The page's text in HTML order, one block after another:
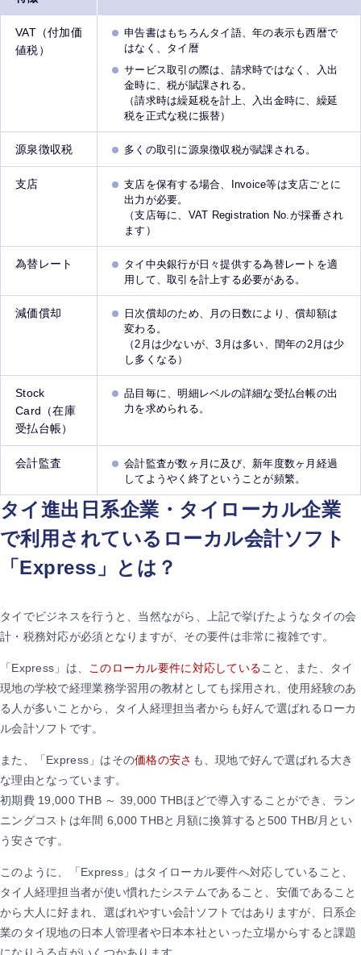
VAT（付加価
値税）
申告書はもちろんタイ語、年の表示も西暦で
はなく、タイ暦
サービス取引の際は、請求時ではなく、入出
金時に、税が賦課される。
（請求時は繰延税を計上、入出金時に、繰延
税を正式な税に振替）
源泉徴収税 多くの取引に源泉徴収税が賦課される。
支店
支店を保有する場合、Invoice等は支店ごとに
出力が必要。
（支店毎に、VAT Registration No.が採番され
ます）
為替レート
タイ中央銀行が日々提供する為替レートを適
用して、取引を計上する必要がある。
減価償却
日次償却のため、月の日数により、償却額は
変わる。
（2月は少ないが、3月は多い、閏年の2月は少
し多くなる）
Stock
Card（在庫
受払台帳）
品目毎に、明細レベルの詳細な受払台帳の出
力を求められる。
会計監査
会計監査が数ヶ月に及び、新年度数ヶ月経過
してようやく終了ということが頻繁。
タイ進出日系企業・タイローカル企業
で利用されているローカル会計ソフト
「Express」とは？
タイでビジネスを行うと、当然ながら、上記で挙げたようなタイの会
計・税務対応が必須となりますが、その要件は非常に複雑です。
「Express」は、 このローカル要件に対応していること、また、タイ
現地の学校で経理業務学習用の教材としても採用され、使用経験のあ
る人が多いことから、タイ人経理担当者からも好んで選ばれるローカ
ル会計ソフトです。
また、「Express」はその価格の安さ も、現地で好んで選ばれる大き
な理由となっています。
初期費 19,000 THB ～ 39,000 THBほどで導入することができ、ラン
ニングコストは年間 6,000 THBと月額に換算すると500 THB/月とい
う安さです。
このように、「Express」はタイローカル要件へ対応していること、
タイ人経理担当者が使い慣れたシステムであること、安価であること
から大人に好まれ、選ばれやすい会計ソフトではありますが、日系企
業のタイ現地の日本人管理者や日本本社といった立場からすると課題